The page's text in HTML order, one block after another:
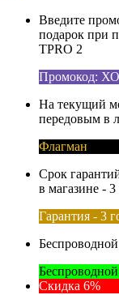
Введите
подарок при
TPRO 2
Промокод:
На текущий
передовым в
Флагман
Срок
в магазине - 3
Гарантия - 3
Скидка 6%